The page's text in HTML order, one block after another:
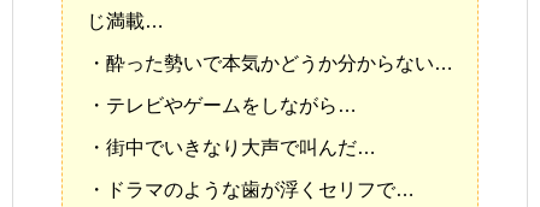
じ満載…
・酔った勢いで本気かどうか分からない…
・テレビやゲームをしながら…
・街中でいきなり大声で叫んだ…
・ドラマのような歯が浮くセリフで…